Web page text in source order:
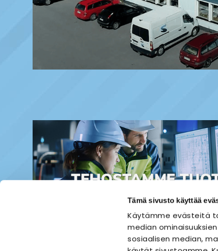
Tämä sivusto käyttää
Käytämme evästeitä
median
sosiaalisen median,